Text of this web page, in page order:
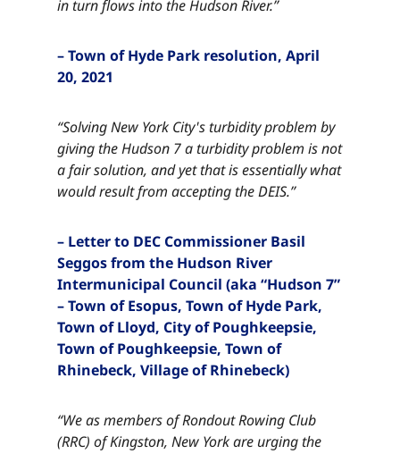
in turn flows into the Hudson River.”​​​​‌ ‍ ​‍​‍‌‍ ‌ ​‍‌‍‍‌‌‍‌ ‌‍‍‌‌‍ ‍​‍​‍​ ‍‍​‍​‍‌ ​ ‌‍​‌‌‍ ‍‌‍‍‌‌ ‌​‌ ‍‌​‍ ‍‌‍‍‌‌‍ ​‍​‍​‍ ​​‍​‍‌‍‍​‌ ​‍‌‍‌‌‌‍‌‍​‍​‍​ ‍‍​‍​‍‌‍‍​‌ ‌​‌ ‌​‌ ​​‌ ​ ​ ‍‍​‍ ​‍ ‌‍​ ‌‍ ‌‌ ​ ​‍ ‍‌‍ ‌‌‍​‌‌‍‍‌‌‍ ‍​‍ ‍​ ​‍​ ​​​ ​‍​ ‌​‌ ​‍‌‍‌‌‌‍‌​‌‍‌‌‌ ​ ‌‍‍‌‌‍‌ ‌‍ ‍​‍ ‍‌ ​‍‌‍‍‌‌ ‌‍‌‍‌‌‌ ​‍‌‍‍ ‌‍‌‌‌‍‌‌‌ ​​‌‍‌‌‌ ​‍​‍ ‍‌‍ ‌ ​‍‌‍‌ ​‍ ‌‍‍‌‌‍ ‍‌ ‌​‌‍‌‌‌‍ ‍‌ ‌​​‍ ‌‍‌‌‌‍‌​‌‍‍‌‌ ‌​​‍ ‌‍ ‌‌‍ ‌‍‌​‌‍‌‌​ ‌‌ ​​‌ ​‍‌‍‌‌‌ ​ ‌‍‌‌‌‍ ‍‌ ‌​‌‍​‌‌ ‌​‌‍‍‌‌‍ ‌‍ ‍​ ‍ ‌‍‍‌‌‍‌​​ ‌​ ‌ ​ ​‌​ ​‌​ ​‌​ ​ ‌‍​‌​ ​​​ ​ ​‍ ‌​ ​‌​ ‌​​ ‌‌‌‍​ ​‍ ‌​ ‌​‌‍​‍​ ‌‌​ ‌ ​‍ ‌‌‍​‍​ ​​​ ‌‍‌‍​ ​‍ ‌​ ​​​ ‌ ​ ‌‌​ ​​​ ‍‌​ ​ ​ ​‍‌‍‌‍​ ​​​ ‍‌​ ​‌‌‍​‌​ ‍ ‌ ‌​‌ ‍‌‌ ​​‌‍‌‌​ ‌‌‍​‌‌ ​‍‌ ‌​‌‍‍‌‌‍​ ‌‍ ​‌‍‌‌​ ‍ ‌ ​​‌‍​‌‌ ‌​‌‍‍​​ ‌‌‍​ ‌‍ ‌‍ ‍‌ ‌​‌‍‌‌‌‍ ‍‌ ‌​​‍‌‌​ ‌‌‌​​‍‌‌ ‌‍‍ ‌‍‌‌‌ ‍‌​‍‌‌​ ​ ‌​‌​​‍‌‌​ ​ ‌​‌​​‍‌‌​ ​‍​ ​‍​ ​‍​ ​‍‌‍‌‌​ ​​​ ‌ ​ ‌‌​ ‍​‌‍​‌‌‍​‌​ ‍​‌‍‌‌​ ‌‌​‍‌‌​ ​‍​ ​‍​‍‌‌​ ‌‌‌​‌​​‍ ‍‌‍​ ‌‍‍​‌‍‍‌‌‍ ​‌‍‌​‌ ​‍‌‍‌‌‌‍ ‍​‍‌‌​ ‌‌‌​​‍‌‌ ‌‍‍ ‌‍‌‌‌ ‍‌​‍‌‌​ ​ ‌​‌​​‍‌‌​ ​ ‌​‌​​‍‌‌​ ​‍​ ​‍​ ​‍​ ​‍‌‍‌‌​ ​​​ ‌ ​ ‌‌​ ‍​‌‍​‌‌‍​‌​ ‍​‌‍‌‌​ ‌‌​ ​​​‍‌‌​ ​‍​ ​‍​‍‌‌​ ‌‌‌​‌​​‍ ‍‌ ‌​‌‍‌‌‌ ‍​‌ ‌​​ ‌‍​‍‌‍​‌‌ ​ ‌‍‌‌‌‌‌‌‌ ​‍‌‍ ​​ ‌‌‍‍​‌ ‌​‌ ‌​‌ ​​‌ ​ ​‍‌‌​ ​ ‌​​‌​‍‌‌​ ​‍‌​‌‍​‍‌‌​ ​‍‌​‌‍‌‍​ ‌‍ ‌‌ ​ ​‍ ‍‌‍ ‌‌‍​‌‌‍‍‌‌‍ ‍​‍ ‍​ ​‍​ ​​​ ​‍​ ‌​‌ ​‍‌‍‌‌‌‍‌​‌‍‌‌‌ ​ ‌‍‍‌‌‍‌ ‌‍ ‍​‍ ‍‌ ​‍‌‍‍‌‌ ‌‍‌‍‌‌‌ ​‍‌‍‍ ‌‍‌‌‌‍‌‌‌ ​​‌‍‌‌‌ ​‍​‍ ‍‌‍ ‌ ​‍‌‍‌ ​‍‌‍‌‍‍‌‌‍‌​​ ‌​ ‌ ​ ​‌​ ​‌​ ​‌​ ​ ‌‍​‌​ ​​​ ​ ​‍ ‌​ ​‌​ ‌​​ ‌‌‌‍​ ​‍ ‌​ ‌​‌‍​‍​ ‌‌​ ‌ ​‍ ‌‌‍​‍​ ​​​ ‌‍‌‍​ ​‍ ‌​ ​​​ ‌ ​ ‌‌​ ​​​ ‍‌​ ​ ​ ​‍‌‍‌‍​ ​​​ ‍‌​ ​‌‌‍​‌​‍‌‍‌ ‌​‌ ‍‌‌ ​​‌‍‌‌​ ‌‌‍​‌‌ ​‍‌ ‌​‌‍‍‌‌‍​ ‌‍ ​‌‍‌‌​‍‌‍‌ ​​‌‍​‌‌ ‌​‌‍‍​​ ‌‌‍​ ‌‍ ‌‍ ‍‌ ‌​‌‍‌‌‌‍ ‍‌ ‌​​‍‌‌​ ‌‌‌​​‍‌‌ ‌‍‍ ‌‍‌‌‌ ‍‌​‍‌‌​ ​ ‌​‌​​‍‌‌​ ​ ‌​‌​​‍‌‌​ ​‍​ ​‍​ ​‍​ ​‍‌‍‌‌​ ​​​ ‌ ​ ‌‌​ ‍​‌‍​‌‌‍​‌​ ‍​‌‍‌‌​ ‌‌​‍‌‌​ ​‍​ ​‍​‍‌‌​ ‌‌‌​‌​​‍ ‍‌‍​ ‌‍‍​‌‍‍‌‌‍ ​‌‍‌​‌ ​‍‌‍‌‌‌‍ ‍​‍‌‌​ ‌‌‌​​‍‌‌ ‌‍‍ ‌‍‌‌‌ ‍‌​‍‌‌​ ​ ‌​‌​​‍‌‌​ ​ ‌​‌​​‍‌‌​ ​‍​ ​‍​ ​‍​ ​‍‌‍‌‌​ ​​​ ‌ ​ ‌‌​ ‍​‌‍​‌‌‍​‌​ ‍​‌‍‌‌​ ‌‌​ ​​​‍‌‌​ ​‍​ ​‍​‍‌‌​ ‌‌‌​‌​​‍ ‍‌ ‌​‌‍‌‌‌ ‍​‌ ‌​​‍‌‍‌ ​​‌‍‌‌‌ ​‍‌ ​ ‌ ​​‌‍‌‌‌‍​ ‌ ‌​‌‍‍‌‌ ‌‍‌‍‌‌​ ‌‌ ​​‌ ‌‌‌‍​‍‌‍ ​‌‍‍‌‌ ​ ‌‍‍​‌‍‌‌‌‍‌​​‍​‍‌ ‌
– Town of Hyde Park resolution, April
20, 2021​​​​‌ ‍ ​‍​‍‌‍ ‌ ​‍‌‍‍‌‌‍‌ ‌‍‍‌‌‍ ‍​‍​‍​ ‍‍​‍​‍‌ ​ ‌‍​‌‌‍ ‍‌‍‍‌‌ ‌​‌ ‍‌​‍ ‍‌‍‍‌‌‍ ​‍​‍​‍ ​​‍​‍‌‍‍​‌ ​‍‌‍‌‌‌‍‌‍​‍​‍​ ‍‍​‍​‍‌‍‍​‌ ‌​‌ ‌​‌ ​​‌ ​ ​ ‍‍​‍ ​‍ ‌‍​ ‌‍ ‌‌ ​ ​‍ ‍‌‍ ‌‌‍​‌‌‍‍‌‌‍ ‍​‍ ‍​ ​‍​ ​​​ ​‍​ ‌​‌ ​‍‌‍‌‌‌‍‌​‌‍‌‌‌ ​ ‌‍‍‌‌‍‌ ‌‍ ‍​‍ ‍‌ ​‍‌‍‍‌‌ ‌‍‌‍‌‌‌ ​‍‌‍‍ ‌‍‌‌‌‍‌‌‌ ​​‌‍‌‌‌ ​‍​‍ ‍‌‍ ‌ ​‍‌‍‌ ​‍ ‌‍‍‌‌‍ ‍‌ ‌​‌‍‌‌‌‍ ‍‌ ‌​​‍ ‌‍‌‌‌‍‌​‌‍‍‌‌ ‌​​‍ ‌‍ ‌‌‍ ‌‍‌​‌‍‌‌​ ‌‌ ​​‌ ​‍‌‍‌‌‌ ​ ‌‍‌‌‌‍ ‍‌ ‌​‌‍​‌‌ ‌​‌‍‍‌‌‍ ‌‍ ‍​ ‍ ‌‍‍‌‌‍‌​​ ‌​ ‌ ​ ​‌​ ​‌​ ​‌​ ​ ‌‍​‌​ ​​​ ​ ​‍ ‌​ ​‌​ ‌​​ ‌‌‌‍​ ​‍ ‌​ ‌​‌‍​‍​ ‌‌​ ‌ ​‍ ‌‌‍​‍​ ​​​ ‌‍‌‍​ ​‍ ‌​ ​​​ ‌ ​ ‌‌​ ​​​ ‍‌​ ​ ​ ​‍‌‍‌‍​ ​​​ ‍‌​ ​‌‌‍​‌​ ‍ ‌ ‌​‌ ‍‌‌ ​​‌‍‌‌​ ‌‌‍​‌‌ ​‍‌ ‌​‌‍‍‌‌‍​ ‌‍ ​‌‍‌‌​ ‍ ‌ ​​‌‍​‌‌ ‌​‌‍‍​​ ‌‌‍​ ‌‍ ‌‍ ‍‌ ‌​‌‍‌‌‌‍ ‍‌ ‌​​‍‌‌​ ‌‌‌​​‍‌‌ ‌‍‍ ‌‍‌‌‌ ‍‌​‍‌‌​ ​ ‌​‌​​‍‌‌​ ​ ‌​‌​​‍‌‌​ ​‍​ ​‍​ ​​​ ‍​​ ‌​‌‍‌​​ ‍​‌‍​ ‌‍‌‍‌‍‌‍‌‍​‍‌‍​‌​ ‌‌‌‍‌​​‍‌‌​ ​‍​ ​‍​‍‌‌​ ‌‌‌​‌​​‍ ‍‌‍​ ‌‍‍​‌‍‍‌‌‍ ​‌‍‌​‌ ​‍‌‍‌‌‌‍ ‍​‍‌‌​ ‌‌‌​​‍‌‌ ‌‍‍ ‌‍‌‌‌ ‍‌​‍‌‌​ ​ ‌​‌​​‍‌‌​ ​ ‌​‌​​‍‌‌​ ​‍​ ​‍​ ​​​ ‍​​ ‌​‌‍‌​​ ‍​‌‍​ ‌‍‌‍‌‍‌‍‌‍​‍‌‍​‌​ ‌‌‌‍‌​​ ​​​‍‌‌​ ​‍​ ​‍​‍‌‌​ ‌‌‌​‌​​‍ ‍‌ ‌​‌‍‌‌‌ ‍​‌ ‌​​ ‌‍​‍‌‍​‌‌ ​ ‌‍‌‌‌‌‌‌‌ ​‍‌‍ ​​ ‌‌‍‍​‌ ‌​‌ ‌​‌ ​​‌ ​ ​‍‌‌​ ​ ‌​​‌​‍‌‌​ ​‍‌​‌‍​‍‌‌​ ​‍‌​‌‍‌‍​ ‌‍ ‌‌ ​ ​‍ ‍‌‍ ‌‌‍​‌‌‍‍‌‌‍ ‍​‍ ‍​ ​‍​ ​​​ ​‍​ ‌​‌ ​‍‌‍‌‌‌‍‌​‌‍‌‌‌ ​ ‌‍‍‌‌‍‌ ‌‍ ‍​‍ ‍‌ ​‍‌‍‍‌‌ ‌‍‌‍‌‌‌ ​‍‌‍‍ ‌‍‌‌‌‍‌‌‌ ​​‌‍‌‌‌ ​‍​‍ ‍‌‍ ‌ ​‍‌‍‌ ​‍‌‍‌‍‍‌‌‍‌​​ ‌​ ‌ ​ ​‌​ ​‌​ ​‌​ ​ ‌‍​‌​ ​​​ ​ ​‍ ‌​ ​‌​ ‌​​ ‌‌‌‍​ ​‍ ‌​ ‌​‌‍​‍​ ‌‌​ ‌ ​‍ ‌‌‍​‍​ ​​​ ‌‍‌‍​ ​‍ ‌​ ​​​ ‌ ​ ‌‌​ ​​​ ‍‌​ ​ ​ ​‍‌‍‌‍​ ​​​ ‍‌​ ​‌‌‍​‌​‍‌‍‌ ‌​‌ ‍‌‌ ​​‌‍‌‌​ ‌‌‍​‌‌ ​‍‌ ‌​‌‍‍‌‌‍​ ‌‍ ​‌‍‌‌​‍‌‍‌ ​​‌‍​‌‌ ‌​‌‍‍​​ ‌‌‍​ ‌‍ ‌‍ ‍‌ ‌​‌‍‌‌‌‍ ‍‌ ‌​​‍‌‌​ ‌‌‌​​‍‌‌ ‌‍‍ ‌‍‌‌‌ ‍‌​‍‌‌​ ​ ‌​‌​​‍‌‌​ ​ ‌​‌​​‍‌‌​ ​‍​ ​‍​ ​​​ ‍​​ ‌​‌‍‌​​ ‍​‌‍​ ‌‍‌‍‌‍‌‍‌‍​‍‌‍​‌​ ‌‌‌‍‌​​‍‌‌​ ​‍​ ​‍​‍‌‌​ ‌‌‌​‌​​‍ ‍‌‍​ ‌‍‍​‌‍‍‌‌‍ ​‌‍‌​‌ ​‍‌‍‌‌‌‍ ‍​‍‌‌​ ‌‌‌​​‍‌‌ ‌‍‍ ‌‍‌‌‌ ‍‌​‍‌‌​ ​ ‌​‌​​‍‌‌​ ​ ‌​‌​​‍‌‌​ ​‍​ ​‍​ ​​​ ‍​​ ‌​‌‍‌​​ ‍​‌‍​ ‌‍‌‍‌‍‌‍‌‍​‍‌‍​‌​ ‌‌‌‍‌​​ ​​​‍‌‌​ ​‍​ ​‍​‍‌‌​ ‌‌‌​‌​​‍ ‍‌ ‌​‌‍‌‌‌ ‍​‌ ‌​​‍‌‍‌ ​​‌‍‌‌‌ ​‍‌ ​ ‌ ​​‌‍‌‌‌‍​ ‌ ‌​‌‍‍‌‌ ‌‍‌‍‌‌​ ‌‌ ​​‌ ‌‌‌‍​‍‌‍ ​‌‍‍‌‌ ​ ‌‍‍​‌‍‌‌‌‍‌​​‍​‍‌ ‌
“Solving New York City's turbidity problem by
giving the Hudson 7 a turbidity problem is not
a fair solution, and yet that is essentially what
would result from accepting the DEIS.”​​​​‌ ‍ ​‍​‍‌‍ ‌ ​‍‌‍‍‌‌‍‌ ‌‍‍‌‌‍ ‍​‍​‍​ ‍‍​‍​‍‌ ​ ‌‍​‌‌‍ ‍‌‍‍‌‌ ‌​‌ ‍‌​‍ ‍‌‍‍‌‌‍ ​‍​‍​‍ ​​‍​‍‌‍‍​‌ ​‍‌‍‌‌‌‍‌‍​‍​‍​ ‍‍​‍​‍‌‍‍​‌ ‌​‌ ‌​‌ ​​‌ ​ ​ ‍‍​‍ ​‍ ‌‍​ ‌‍ ‌‌ ​ ​‍ ‍‌‍ ‌‌‍​‌‌‍‍‌‌‍ ‍​‍ ‍​ ​‍​ ​​​ ​‍​ ‌​‌ ​‍‌‍‌‌‌‍‌​‌‍‌‌‌ ​ ‌‍‍‌‌‍‌ ‌‍ ‍​‍ ‍‌ ​‍‌‍‍‌‌ ‌‍‌‍‌‌‌ ​‍‌‍‍ ‌‍‌‌‌‍‌‌‌ ​​‌‍‌‌‌ ​‍​‍ ‍‌‍ ‌ ​‍‌‍‌ ​‍ ‌‍‍‌‌‍ ‍‌ ‌​‌‍‌‌‌‍ ‍‌ ‌​​‍ ‌‍‌‌‌‍‌​‌‍‍‌‌ ‌​​‍ ‌‍ ‌‌‍ ‌‍‌​‌‍‌‌​ ‌‌ ​​‌ ​‍‌‍‌‌‌ ​ ‌‍‌‌‌‍ ‍‌ ‌​‌‍​‌‌ ‌​‌‍‍‌‌‍ ‌‍ ‍​ ‍ ‌‍‍‌‌‍‌​​ ‌​ ‌ ​ ​‌​ ​‌​ ​‌​ ​ ‌‍​‌​ ​​​ ​ ​‍ ‌​ ​‌​ ‌​​ ‌‌‌‍​ ​‍ ‌​ ‌​‌‍​‍​ ‌‌​ ‌ ​‍ ‌‌‍​‍​ ​​​ ‌‍‌‍​ ​‍ ‌​ ​​​ ‌ ​ ‌‌​ ​​​ ‍‌​ ​ ​ ​‍‌‍‌‍​ ​​​ ‍‌​ ​‌‌‍​‌​ ‍ ‌ ‌​‌ ‍‌‌ ​​‌‍‌‌​ ‌‌‍​‌‌ ​‍‌ ‌​‌‍‍‌‌‍​ ‌‍ ​‌‍‌‌​ ‍ ‌ ​​‌‍​‌‌ ‌​‌‍‍​​ ‌‌‍​ ‌‍ ‌‍ ‍‌ ‌​‌‍‌‌‌‍ ‍‌ ‌​​‍‌‌​ ‌‌‌​​‍‌‌ ‌‍‍ ‌‍‌‌‌ ‍‌​‍‌‌​ ​ ‌​‌​​‍‌‌​ ​ ‌​‌​​‍‌‌​ ​‍​ ​‍​ ‌ ​ ‍‌​ ‌‍​ ‌‌‌‍​‌‌‍​ ‌‍‌‌‌‍​ ‌‍‌‌​ ​‍‌‍​‌​ ​​​‍‌‌​ ​‍​ ​‍​‍‌‌​ ‌‌‌​‌​​‍ ‍‌‍​ ‌‍‍​‌‍‍‌‌‍ ​‌‍‌​‌ ​‍‌‍‌‌‌‍ ‍​‍‌‌​ ‌‌‌​​‍‌‌ ‌‍‍ ‌‍‌‌‌ ‍‌​‍‌‌​ ​ ‌​‌​​‍‌‌​ ​ ‌​‌​​‍‌‌​ ​‍​ ​‍​ ‌ ​ ‍‌​ ‌‍​ ‌‌‌‍​‌‌‍​ ‌‍‌‌‌‍​ ‌‍‌‌​ ​‍‌‍​‌​ ​​​ ​​​‍‌‌​ ​‍​ ​‍​‍‌‌​ ‌‌‌​‌​​‍ ‍‌ ‌​‌‍‌‌‌ ‍​‌ ‌​​ ‌‍​‍‌‍​‌‌ ​ ‌‍‌‌‌‌‌‌‌ ​‍‌‍ ​​ ‌‌‍‍​‌ ‌​‌ ‌​‌ ​​‌ ​ ​‍‌‌​ ​ ‌​​‌​‍‌‌​ ​‍‌​‌‍​‍‌‌​ ​‍‌​‌‍‌‍​ ‌‍ ‌‌ ​ ​‍ ‍‌‍ ‌‌‍​‌‌‍‍‌‌‍ ‍​‍ ‍​ ​‍​ ​​​ ​‍​ ‌​‌ ​‍‌‍‌‌‌‍‌​‌‍‌‌‌ ​ ‌‍‍‌‌‍‌ ‌‍ ‍​‍ ‍‌ ​‍‌‍‍‌‌ ‌‍‌‍‌‌‌ ​‍‌‍‍ ‌‍‌‌‌‍‌‌‌ ​​‌‍‌‌‌ ​‍​‍ ‍‌‍ ‌ ​‍‌‍‌ ​‍‌‍‌‍‍‌‌‍‌​​ ‌​ ‌ ​ ​‌​ ​‌​ ​‌​ ​ ‌‍​‌​ ​​​ ​ ​‍ ‌​ ​‌​ ‌​​ ‌‌‌‍​ ​‍ ‌​ ‌​‌‍​‍​ ‌‌​ ‌ ​‍ ‌‌‍​‍​ ​​​ ‌‍‌‍​ ​‍ ‌​ ​​​ ‌ ​ ‌‌​ ​​​ ‍‌​ ​ ​ ​‍‌‍‌‍​ ​​​ ‍‌​ ​‌‌‍​‌​‍‌‍‌ ‌​‌ ‍‌‌ ​​‌‍‌‌​ ‌‌‍​‌‌ ​‍‌ ‌​‌‍‍‌‌‍​ ‌‍ ​‌‍‌‌​‍‌‍‌ ​​‌‍​‌‌ ‌​‌‍‍​​ ‌‌‍​ ‌‍ ‌‍ ‍‌ ‌​‌‍‌‌‌‍ ‍‌ ‌​​‍‌‌​ ‌‌‌​​‍‌‌ ‌‍‍ ‌‍‌‌‌ ‍‌​‍‌‌​ ​ ‌​‌​​‍‌‌​ ​ ‌​‌​​‍‌‌​ ​‍​ ​‍​ ‌ ​ ‍‌​ ‌‍​ ‌‌‌‍​‌‌‍​ ‌‍‌‌‌‍​ ‌‍‌‌​ ​‍‌‍​‌​ ​​​‍‌‌​ ​‍​ ​‍​‍‌‌​ ‌‌‌​‌​​‍ ‍‌‍​ ‌‍‍​‌‍‍‌‌‍ ​‌‍‌​‌ ​‍‌‍‌‌‌‍ ‍​‍‌‌​ ‌‌‌​​‍‌‌ ‌‍‍ ‌‍‌‌‌ ‍‌​‍‌‌​ ​ ‌​‌​​‍‌‌​ ​ ‌​‌​​‍‌‌​ ​‍​ ​‍​ ‌ ​ ‍‌​ ‌‍​ ‌‌‌‍​‌‌‍​ ‌‍‌‌‌‍​ ‌‍‌‌​ ​‍‌‍​‌​ ​​​ ​​​‍‌‌​ ​‍​ ​‍​‍‌‌​ ‌‌‌​‌​​‍ ‍‌ ‌​‌‍‌‌‌ ‍​‌ ‌​​‍‌‍‌ ​​‌‍‌‌‌ ​‍‌ ​ ‌ ​​‌‍‌‌‌‍​ ‌ ‌​‌‍‍‌‌ ‌‍‌‍‌‌​ ‌‌ ​​‌ ‌‌‌‍​‍‌‍ ​‌‍‍‌‌ ​ ‌‍‍​‌‍‌‌‌‍‌​​‍​‍‌ ‌
– Letter to DEC Commissioner Basil
Seggos from the Hudson River
Intermunicipal Council (aka “Hudson 7”
– Town of Esopus, Town of Hyde Park,
Town of Lloyd, City of Poughkeepsie,
Town of Poughkeepsie, Town of
Rhinebeck, Village of Rhinebeck)​​​​‌ ‍ ​‍​‍‌‍ ‌ ​‍‌‍‍‌‌‍‌ ‌‍‍‌‌‍ ‍​‍​‍​ ‍‍​‍​‍‌ ​ ‌‍​‌‌‍ ‍‌‍‍‌‌ ‌​‌ ‍‌​‍ ‍‌‍‍‌‌‍ ​‍​‍​‍ ​​‍​‍‌‍‍​‌ ​‍‌‍‌‌‌‍‌‍​‍​‍​ ‍‍​‍​‍‌‍‍​‌ ‌​‌ ‌​‌ ​​‌ ​ ​ ‍‍​‍ ​‍ ‌‍​ ‌‍ ‌‌ ​ ​‍ ‍‌‍ ‌‌‍​‌‌‍‍‌‌‍ ‍​‍ ‍​ ​‍​ ​​​ ​‍​ ‌​‌ ​‍‌‍‌‌‌‍‌​‌‍‌‌‌ ​ ‌‍‍‌‌‍‌ ‌‍ ‍​‍ ‍‌ ​‍‌‍‍‌‌ ‌‍‌‍‌‌‌ ​‍‌‍‍ ‌‍‌‌‌‍‌‌‌ ​​‌‍‌‌‌ ​‍​‍ ‍‌‍ ‌ ​‍‌‍‌ ​‍ ‌‍‍‌‌‍ ‍‌ ‌​‌‍‌‌‌‍ ‍‌ ‌​​‍ ‌‍‌‌‌‍‌​‌‍‍‌‌ ‌​​‍ ‌‍ ‌‌‍ ‌‍‌​‌‍‌‌​ ‌‌ ​​‌ ​‍‌‍‌‌‌ ​ ‌‍‌‌‌‍ ‍‌ ‌​‌‍​‌‌ ‌​‌‍‍‌‌‍ ‌‍ ‍​ ‍ ‌‍‍‌‌‍‌​​ ‌​ ‌ ​ ​‌​ ​‌​ ​‌​ ​ ‌‍​‌​ ​​​ ​ ​‍ ‌​ ​‌​ ‌​​ ‌‌‌‍​ ​‍ ‌​ ‌​‌‍​‍​ ‌‌​ ‌ ​‍ ‌‌‍​‍​ ​​​ ‌‍‌‍​ ​‍ ‌​ ​​​ ‌ ​ ‌‌​ ​​​ ‍‌​ ​ ​ ​‍‌‍‌‍​ ​​​ ‍‌​ ​‌‌‍​‌​ ‍ ‌ ‌​‌ ‍‌‌ ​​‌‍‌‌​ ‌‌‍​‌‌ ​‍‌ ‌​‌‍‍‌‌‍​ ‌‍ ​‌‍‌‌​ ‍ ‌ ​​‌‍​‌‌ ‌​‌‍‍​​ ‌‌‍​ ‌‍ ‌‍ ‍‌ ‌​‌‍‌‌‌‍ ‍‌ ‌​​‍‌‌​ ‌‌‌​​‍‌‌ ‌‍‍ ‌‍‌‌‌ ‍‌​‍‌‌​ ​ ‌​‌​​‍‌‌​ ​ ‌​‌​​‍‌‌​ ​‍​ ​‍​ ‌ ​ ​ ‌‍​ ​ ‌​​ ‌‌‌‍‌‍‌‍‌‌‌‍‌‌​ ‌​​ ​‌‌‍​‍​ ‍​​‍‌‌​ ​‍​ ​‍​‍‌‌​ ‌‌‌​‌​​‍ ‍‌‍​ ‌‍‍​‌‍‍‌‌‍ ​‌‍‌​‌ ​‍‌‍‌‌‌‍ ‍​‍‌‌​ ‌‌‌​​‍‌‌ ‌‍‍ ‌‍‌‌‌ ‍‌​‍‌‌​ ​ ‌​‌​​‍‌‌​ ​ ‌​‌​​‍‌‌​ ​‍​ ​‍​ ‌ ​ ​ ‌‍​ ​ ‌​​ ‌‌‌‍‌‍‌‍‌‌‌‍‌‌​ ‌​​ ​‌‌‍​‍​ ‍​​ ​​​‍‌‌​ ​‍​ ​‍​‍‌‌​ ‌‌‌​‌​​‍ ‍‌ ‌​‌‍‌‌‌ ‍​‌ ‌​​ ‌‍​‍‌‍​‌‌ ​ ‌‍‌‌‌‌‌‌‌ ​‍‌‍ ​​ ‌‌‍‍​‌ ‌​‌ ‌​‌ ​​‌ ​ ​‍‌‌​ ​ ‌​​‌​‍‌‌​ ​‍‌​‌‍​‍‌‌​ ​‍‌​‌‍‌‍​ ‌‍ ‌‌ ​ ​‍ ‍‌‍ ‌‌‍​‌‌‍‍‌‌‍ ‍​‍ ‍​ ​‍​ ​​​ ​‍​ ‌​‌ ​‍‌‍‌‌‌‍‌​‌‍‌‌‌ ​ ‌‍‍‌‌‍‌ ‌‍ ‍​‍ ‍‌ ​‍‌‍‍‌‌ ‌‍‌‍‌‌‌ ​‍‌‍‍ ‌‍‌‌‌‍‌‌‌ ​​‌‍‌‌‌ ​‍​‍ ‍‌‍ ‌ ​‍‌‍‌ ​‍‌‍‌‍‍‌‌‍‌​​ ‌​ ‌ ​ ​‌​ ​‌​ ​‌​ ​ ‌‍​‌​ ​​​ ​ ​‍ ‌​ ​‌​ ‌​​ ‌‌‌‍​ ​‍ ‌​ ‌​‌‍​‍​ ‌‌​ ‌ ​‍ ‌‌‍​‍​ ​​​ ‌‍‌‍​ ​‍ ‌​ ​​​ ‌ ​ ‌‌​ ​​​ ‍‌​ ​ ​ ​‍‌‍‌‍​ ​​​ ‍‌​ ​‌‌‍​‌​‍‌‍‌ ‌​‌ ‍‌‌ ​​‌‍‌‌​ ‌‌‍​‌‌ ​‍‌ ‌​‌‍‍‌‌‍​ ‌‍ ​‌‍‌‌​‍‌‍‌ ​​‌‍​‌‌ ‌​‌‍‍​​ ‌‌‍​ ‌‍ ‌‍ ‍‌ ‌​‌‍‌‌‌‍ ‍‌ ‌​​‍‌‌​ ‌‌‌​​‍‌‌ ‌‍‍ ‌‍‌‌‌ ‍‌​‍‌‌​ ​ ‌​‌​​‍‌‌​ ​ ‌​‌​​‍‌‌​ ​‍​ ​‍​ ‌ ​ ​ ‌‍​ ​ ‌​​ ‌‌‌‍‌‍‌‍‌‌‌‍‌‌​ ‌​​ ​‌‌‍​‍​ ‍​​‍‌‌​ ​‍​ ​‍​‍‌‌​ ‌‌‌​‌​​‍ ‍‌‍​ ‌‍‍​‌‍‍‌‌‍ ​‌‍‌​‌ ​‍‌‍‌‌‌‍ ‍​‍‌‌​ ‌‌‌​​‍‌‌ ‌‍‍ ‌‍‌‌‌ ‍‌​‍‌‌​ ​ ‌​‌​​‍‌‌​ ​ ‌​‌​​‍‌‌​ ​‍​ ​‍​ ‌ ​ ​ ‌‍​ ​ ‌​​ ‌‌‌‍‌‍‌‍‌‌‌‍‌‌​ ‌​​ ​‌‌‍​‍​ ‍​​ ​​​‍‌‌​ ​‍​ ​‍​‍‌‌​ ‌‌‌​‌​​‍ ‍‌ ‌​‌‍‌‌‌ ‍​‌ ‌​​‍‌‍‌ ​​‌‍‌‌‌ ​‍‌ ​ ‌ ​​‌‍‌‌‌‍​ ‌ ‌​‌‍‍‌‌ ‌‍‌‍‌‌​ ‌‌ ​​‌ ‌‌‌‍​‍‌‍ ​‌‍‍‌‌ ​ ‌‍‍​‌‍‌‌‌‍‌​​‍​‍‌ ‌
“We as members of Rondout Rowing Club
(RRC) of Kingston, New York are urging the​​​​‌ ‍ ​‍​‍‌‍ ‌ ​‍‌‍‍‌‌‍‌ ‌‍‍‌‌‍ ‍​‍​‍​ ‍‍​‍​‍‌ ​ ‌‍​‌‌‍ ‍‌‍‍‌‌ ‌​‌ ‍‌​‍ ‍‌‍‍‌‌‍ ​‍​‍​‍ ​​‍​‍‌‍‍​‌ ​‍‌‍‌‌‌‍‌‍​‍​‍​ ‍‍​‍​‍‌‍‍​‌ ‌​‌ ‌​‌ ​​‌ ​ ​ ‍‍​‍ ​‍ ‌‍​ ‌‍ ‌‌ ​ ​‍ ‍‌‍ ‌‌‍​‌‌‍‍‌‌‍ ‍​‍ ‍​ ​‍​ ​​​ ​‍​ ‌​‌ ​‍‌‍‌‌‌‍‌​‌‍‌‌‌ ​ ‌‍‍‌‌‍‌ ‌‍ ‍​‍ ‍‌ ​‍‌‍‍‌‌ ‌‍‌‍‌‌‌ ​‍‌‍‍ ‌‍‌‌‌‍‌‌‌ ​​‌‍‌‌‌ ​‍​‍ ‍‌‍ ‌ ​‍‌‍‌ ​‍ ‌‍‍‌‌‍ ‍‌ ‌​‌‍‌‌‌‍ ‍‌ ‌​​‍ ‌‍‌‌‌‍‌​‌‍‍‌‌ ‌​​‍ ‌‍ ‌‌‍ ‌‍‌​‌‍‌‌​ ‌‌ ​​‌ ​‍‌‍‌‌‌ ​ ‌‍‌‌‌‍ ‍‌ ‌​‌‍​‌‌ ‌​‌‍‍‌‌‍ ‌‍ ‍​ ‍ ‌‍‍‌‌‍‌​​ ‌​ ‌ ​ ​‌​ ​‌​ ​‌​ ​ ‌‍​‌​ ​​​ ​ ​‍ ‌​ ​‌​ ‌​​ ‌‌‌‍​ ​‍ ‌​ ‌​‌‍​‍​ ‌‌​ ‌ ​‍ ‌‌‍​‍​ ​​​ ‌‍‌‍​ ​‍ ‌​ ​​​ ‌ ​ ‌‌​ ​​​ ‍‌​ ​ ​ ​‍‌‍‌‍​ ​​​ ‍‌​ ​‌‌‍​‌​ ‍ ‌ ‌​‌ ‍‌‌ ​​‌‍‌‌​ ‌‌‍​‌‌ ​‍‌ ‌​‌‍‍‌‌‍​ ‌‍ ​‌‍‌‌​ ‍ ‌ ​​‌‍​‌‌ ‌​‌‍‍​​ ‌‌‍​ ‌‍ ‌‍ ‍‌ ‌​‌‍‌‌‌‍ ‍‌ ‌​​‍‌‌​ ‌‌‌​​‍‌‌ ‌‍‍ ‌‍‌‌‌ ‍‌​‍‌‌​ ​ ‌​‌​​‍‌‌​ ​ ‌​‌​​‍‌‌​ ​‍​ ​‍‌‍‌‌​ ‌ ​ ‍‌‌‍​ ‌‍​‌‌‍​ ​ ‌ ‌‍‌‍‌‍​‌​ ‍‌​ ‌​‌‍​ ​‍‌‌​ ​‍​ ​‍​‍‌‌​ ‌‌‌​‌​​‍ ‍‌‍​ ‌‍‍​‌‍‍‌‌‍ ​‌‍‌​‌ ​‍‌‍‌‌‌‍ ‍​‍‌‌​ ‌‌‌​​‍‌‌ ‌‍‍ ‌‍‌‌‌ ‍‌​‍‌‌​ ​ ‌​‌​​‍‌‌​ ​ ‌​‌​​‍‌‌​ ​‍​ ​‍‌‍‌‌​ ‌ ​ ‍‌‌‍​ ‌‍​‌‌‍​ ​ ‌ ‌‍‌‍‌‍​‌​ ‍‌​ ‌​‌‍​ ​ ​​​‍‌‌​ ​‍​ ​‍​‍‌‌​ ‌‌‌​‌​​‍ ‍‌ ‌​‌‍‌‌‌ ‍​‌ ‌​​ ‌‍​‍‌‍​‌‌ ​ ‌‍‌‌‌‌‌‌‌ ​‍‌‍ ​​ ‌‌‍‍​‌ ‌​‌ ‌​‌ ​​‌ ​ ​‍‌‌​ ​ ‌​​‌​‍‌‌​ ​‍‌​‌‍​‍‌‌​ ​‍‌​‌‍‌‍​ ‌‍ ‌‌ ​ ​‍ ‍‌‍ ‌‌‍​‌‌‍‍‌‌‍ ‍​‍ ‍​ ​‍​ ​​​ ​‍​ ‌​‌ ​‍‌‍‌‌‌‍‌​‌‍‌‌‌ ​ ‌‍‍‌‌‍‌ ‌‍ ‍​‍ ‍‌ ​‍‌‍‍‌‌ ‌‍‌‍‌‌‌ ​‍‌‍‍ ‌‍‌‌‌‍‌‌‌ ​​‌‍‌‌‌ ​‍​‍ ‍‌‍ ‌ ​‍‌‍‌ ​‍‌‍‌‍‍‌‌‍‌​​ ‌​ ‌ ​ ​‌​ ​‌​ ​‌​ ​ ‌‍​‌​ ​​​ ​ ​‍ ‌​ ​‌​ ‌​​ ‌‌‌‍​ ​‍ ‌​ ‌​‌‍​‍​ ‌‌​ ‌ ​‍ ‌‌‍​‍​ ​​​ ‌‍‌‍​ ​‍ ‌​ ​​​ ‌ ​ ‌‌​ ​​​ ‍‌​ ​ ​ ​‍‌‍‌‍​ ​​​ ‍‌​ ​‌‌‍​‌​‍‌‍‌ ‌​‌ ‍‌‌ ​​‌‍‌‌​ ‌‌‍​‌‌ ​‍‌ ‌​‌‍‍‌‌‍​ ‌‍ ​‌‍‌‌​‍‌‍‌ ​​‌‍​‌‌ ‌​‌‍‍​​ ‌‌‍​ ‌‍ ‌‍ ‍‌ ‌​‌‍‌‌‌‍ ‍‌ ‌​​‍‌‌​ ‌‌‌​​‍‌‌ ‌‍‍ ‌‍‌‌‌ ‍‌​‍‌‌​ ​ ‌​‌​​‍‌‌​ ​ ‌​‌​​‍‌‌​ ​‍​ ​‍‌‍‌‌​ ‌ ​ ‍‌‌‍​ ‌‍​‌‌‍​ ​ ‌ ‌‍‌‍‌‍​‌​ ‍‌​ ‌​‌‍​ ​‍‌‌​ ​‍​ ​‍​‍‌‌​ ‌‌‌​‌​​‍ ‍‌‍​ ‌‍‍​‌‍‍‌‌‍ ​‌‍‌​‌ ​‍‌‍‌‌‌‍ ‍​‍‌‌​ ‌‌‌​​‍‌‌ ‌‍‍ ‌‍‌‌‌ ‍‌​‍‌‌​ ​ ‌​‌​​‍‌‌​ ​ ‌​‌​​‍‌‌​ ​‍​ ​‍‌‍‌‌​ ‌ ​ ‍‌‌‍​ ‌‍​‌‌‍​ ​ ‌ ‌‍‌‍‌‍​‌​ ‍‌​ ‌​‌‍​ ​ ​​​‍‌‌​ ​‍​ ​‍​‍‌‌​ ‌‌‌​‌​​‍ ‍‌ ‌​‌‍‌‌‌ ‍​‌ ‌​​‍‌‍‌ ​​‌‍‌‌‌ ​‍‌ ​ ‌ ​​‌‍‌‌‌‍​ ‌ ‌​‌‍‍‌‌ ‌‍‌‍‌‌​ ‌‌ ​​‌ ‌‌‌‍​‍‌‍ ​‌‍‍‌‌ ​ ‌‍‍​‌‍‌‌‌‍‌​​‍​‍‌ ‌